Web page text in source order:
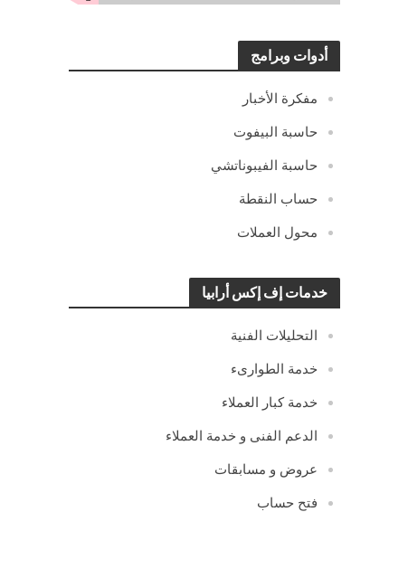
أدوات وبرامج
مفكرة الأخبار
حاسبة البيفوت
حاسبة الفيبوناتشي
حساب النقطة
محول العملات
خدمات إف إكس أرابيا
التحليلات الفنية
خدمة الطوارىء
خدمة كبار العملاء
الدعم الفنى و خدمة العملاء
عروض و مسابقات
فتح حساب